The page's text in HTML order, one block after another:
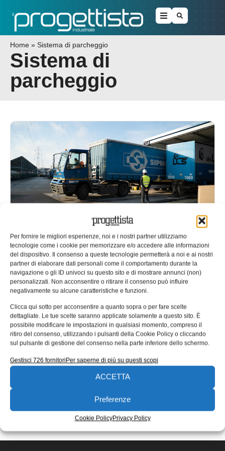
Per fornire le migliori esperienze, noi e i nostri partner utilizziamo
tecnologie come i cookie per memorizzare e/o accedere alle informazioni
del dispositivo. Il consenso a queste tecnologie permetterà a noi e ai nostri
partner di elaborare dati personali come il comportamento durante la
navigazione o gli ID univoci su questo sito e di mostrare annunci (non)
personalizzati. Non acconsentire o ritirare il consenso può influire
negativamente su alcune caratteristiche e funzioni.
Clicca qui sotto per acconsentire a quanto sopra o per fare scelte
dettagliate. Le tue scelte saranno applicate solamente a questo sito. È
possibile modificare le impostazioni in qualsiasi momento, compreso il
ritiro del consenso, utilizzando i pulsanti della Cookie Policy o cliccando
sul pulsante di gestione del consenso nella parte inferiore dello schermo.
Gestisci 726 fornitoriPer saperne di più su questi scopi
ACCETTA
Preferenze
Cookie PolicyPrivacy Policy
Home » Sistema di parcheggio
Sistema di
parcheggio
Turck Banner, sistema di
parcheggio supportato da sensori
La società di distribuzione di liquidi sfusi ADPO ha
adottato, nel porto di Anversa, un sistema di parcheggio
supportato da sensori
Redazione 19/04/2021
EDICOLA WEB
ISCRIVITI ALLA NEWSLETTER